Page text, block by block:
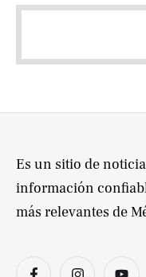
Es un sitio de
información
más relevantes de